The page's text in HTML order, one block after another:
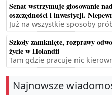
Senat wstrzymuje głosowanie
oszczędności i inwestycji.
Już na wszystkie sposoby
Szkoły zamknięte, rozprawy
życie w Holandii
Tam gdzie pracuje nic
Najnowsze